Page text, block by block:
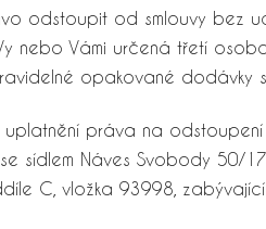
odstoupit od smlouvy bez
Vy nebo Vámi určená třetí
opakované
uplatnění práva na odstoupení
sídlem Náves Svobody 50/
C, vložka 93998,